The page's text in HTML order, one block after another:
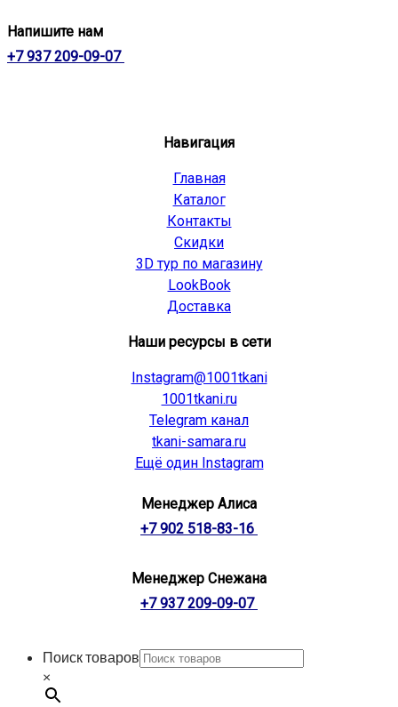
Напишите нам
+7 937 209-09-07
Навигация
Главная
Каталог
Контакты
Скидки
3D тур по магазину
LookBook
Доставка
Наши ресурсы в сети
Instagram@1001tkani
1001tkani.ru
Telegram канал
tkani-samara.ru
Ещё один Instagram
Менеджер Алиса
+7 902 518-83-16
Менеджер Снежана
+7 937 209-09-07
Поиск товаров
×